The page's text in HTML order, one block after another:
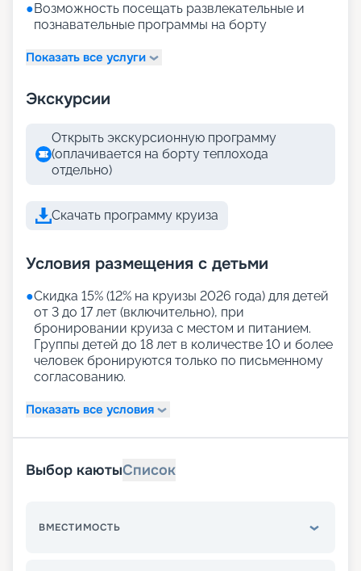
●Возможность посещать развлекательные и
познавательные программы на борту
Показать все услуги
Экскурсии
Открыть экскурсионную программу
(оплачивается на борту теплохода
отдельно)
Скачать программу круиза
Условия размещения с детьми
●Скидка 15% (12% на круизы 2026 года) для детей
от 3 до 17 лет (включительно), при
бронировании круиза с местом и питанием.
Группы детей до 18 лет в количестве 10 и более
человек бронируются только по письменному
согласованию.
Показать все условия
Выбор каютыСписок
ВМЕСТИМОСТЬ